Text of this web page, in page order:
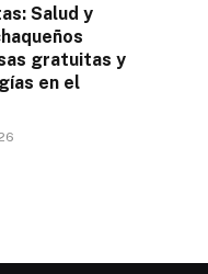
Salud y
gratuitas y
en el